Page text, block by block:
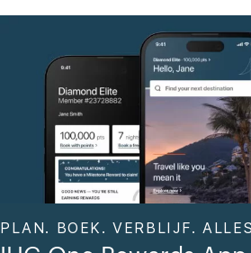
PLAN. BOEK. VERBLIJF.